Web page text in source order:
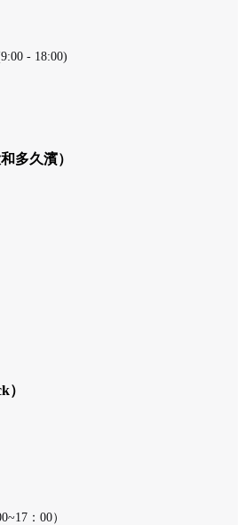
- 18:00)
多久濱）
）
：00）